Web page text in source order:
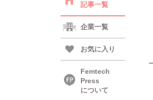
記事一覧
企業一覧
お気に入り
Femtech
Press
について